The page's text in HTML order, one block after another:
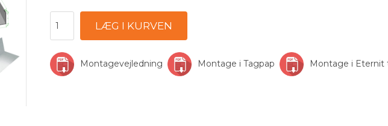
Montagevejledning Montage i Tagpap Montage i